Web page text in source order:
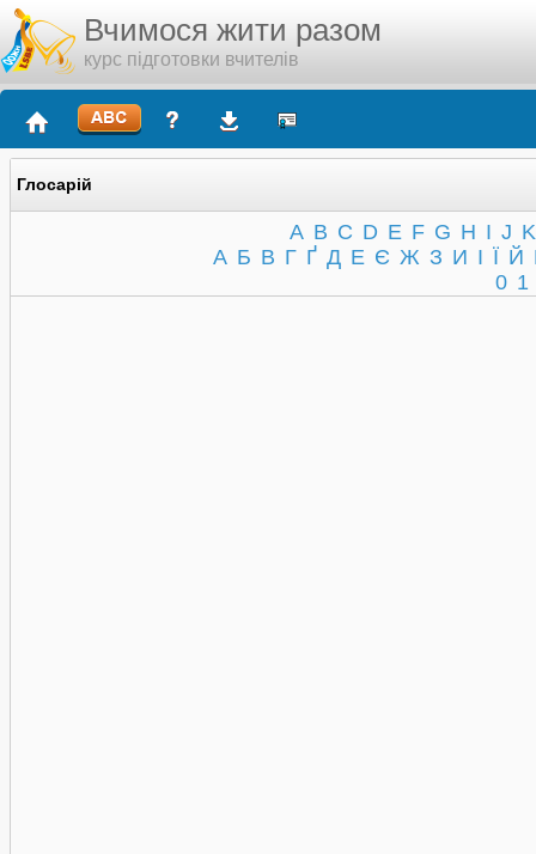
Вчимося жити разом
курс підготовки вчителів
Глосарій
A B C D E F G H I J K
А Б В Г Ґ Д Е Є Ж З И І Ї Й
0 1